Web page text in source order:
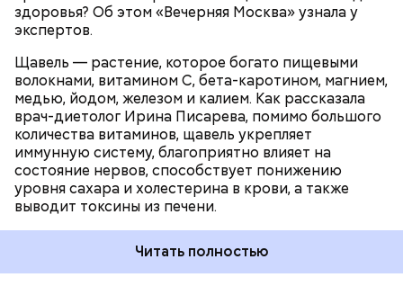
здоровья? Об этом «Вечерняя Москва» узнала у
экспертов.
Щавель — растение, которое богато пищевыми
волокнами, витамином С, бета-каротином, магнием,
медью, йодом, железом и калием. Как рассказала
врач-диетолог Ирина Писарева, помимо большого
количества витаминов, щавель укрепляет
иммунную систему, благоприятно влияет на
состояние нервов, способствует понижению
уровня сахара и холестерина в крови, а также
выводит токсины из печени.
Читать полностью
Диетолог отметила, что норма потребления